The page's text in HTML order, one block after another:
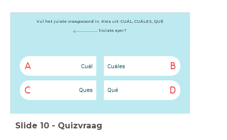
Vul het juiste vraagwoord in. Kies uit: CUÁL, CUÁLES, QUÉ
¿...................... hiciste ayer?
A Cuál B
Cuáles
C Ques D
Qué
Slide 10 - Quizvraag